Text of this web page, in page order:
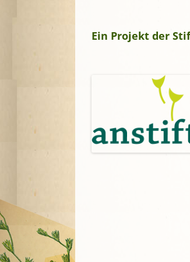
Ein Projekt der